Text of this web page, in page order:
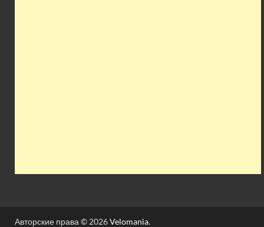
Авторские права © 2026Velomania.